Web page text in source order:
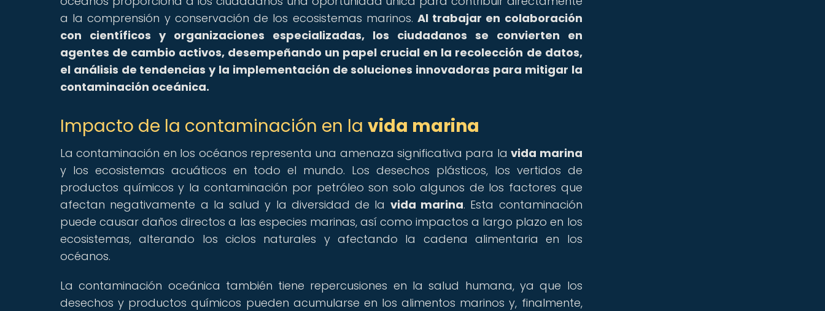
a la comprensión y conservación de los ecosistemas marinos. Al trabajar en colaboración
con científicos y organizaciones especializadas, los ciudadanos se convierten en
agentes de cambio activos, desempeñando un papel crucial en la recolección de datos,
el análisis de tendencias y la implementación de soluciones innovadoras para mitigar la
contaminación oceánica.
Impacto de la contaminación en la vida marina
La contaminación en los océanos representa una amenaza significativa para lavida marina
y los ecosistemas acuáticos en todo el mundo. Los desechos plásticos, los vertidos de
productos químicos y la contaminación por petróleo son solo algunos de los factores que
afectan negativamente a la salud y la diversidad de la vida marina. Esta contaminación
puede causar daños directos a las especies marinas, así como impactos a largo plazo en los
ecosistemas, alterando los ciclos naturales y afectando la cadena alimentaria en los
océanos.
La contaminación oceánica también tiene repercusiones en la salud humana, ya que los
desechos y productos químicos pueden acumularse en los alimentos marinos y, finalmente,